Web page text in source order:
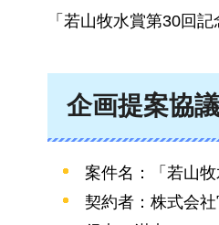
「若山牧水賞第30回
企画提案協
案件名：「若山
契約者：株式会社